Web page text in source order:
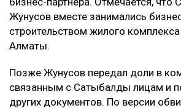
Жунусов вместе занимались
строительством жилого
Алматы.
Позже Жунусов передал доли в
связанным с Сатыбалды лицам и
других документов. По версии